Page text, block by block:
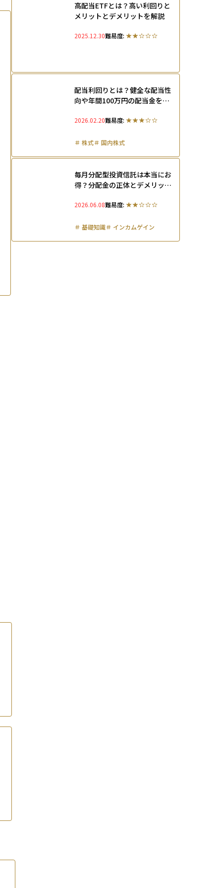
高配当ETFとは？高い利回りと
メリットとデメリットを解説
2025.12.30難易度:
配当利回りとは？健全な配当性
向や年間100万円の配当金を受
2026.02.20難易度:
＃株式＃国内株式
毎月分配型投資信託は本当にお
得？分配金の正体とデメリッ
2026.06.08難易度:
＃基礎知識＃ インカムゲイン